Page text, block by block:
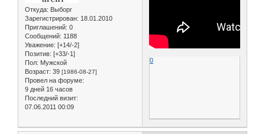
Откуда: Выборг
Зарегистрирован: 18.01.2010
Приглашений: 0
Сообщений: 1188
Уважение: [+14/-2]
Позитив: [+33/-1]
Пол: Мужской
Возраст: 39 [1986-08-27]
Провел на форуме:
9 дней 16 часов
Последний визит:
07.06.2011 00:09
0